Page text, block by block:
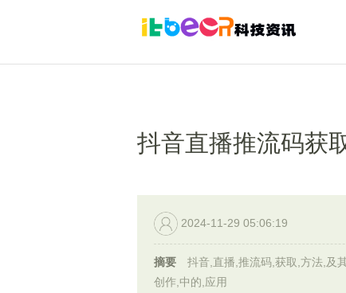
抖音直播推流码获
2024-11-29 05:06:19
摘要
抖音,直播,推流码,获取,方法,及
创作,中的,应用